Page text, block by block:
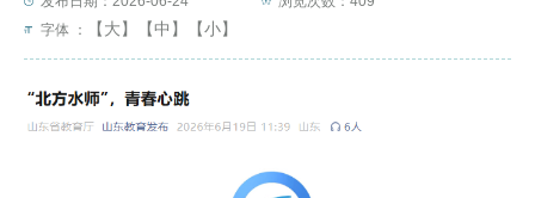
字体 ：
【大】 【中】 【小】